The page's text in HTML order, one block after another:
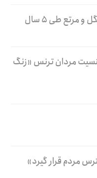
مردان ترنس «زنگ
مردم قرار گیرد»